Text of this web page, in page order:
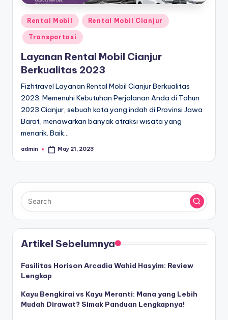
Posted
in
Rental Mobil Rental Mobil Cianjur
Transportasi
Layanan Rental Mobil Cianjur
Berkualitas 2023
Fizhtravel Layanan Rental Mobil Cianjur Berkualitas
2023: Memenuhi Kebutuhan Perjalanan Anda di Tahun
2023 Cianjur, sebuah kota yang indah di Provinsi Jawa
Barat, menawarkan banyak atraksi wisata yang
menarik. Baik…
Posted
admin May 21, 2023
Artikel Sebelumnya
Fasilitas Horison Arcadia Wahid Hasyim: Review
Lengkap
Kayu Bengkirai vs Kayu Meranti: Mana yang Lebih
Mudah Dirawat? Simak Panduan Lengkapnya!